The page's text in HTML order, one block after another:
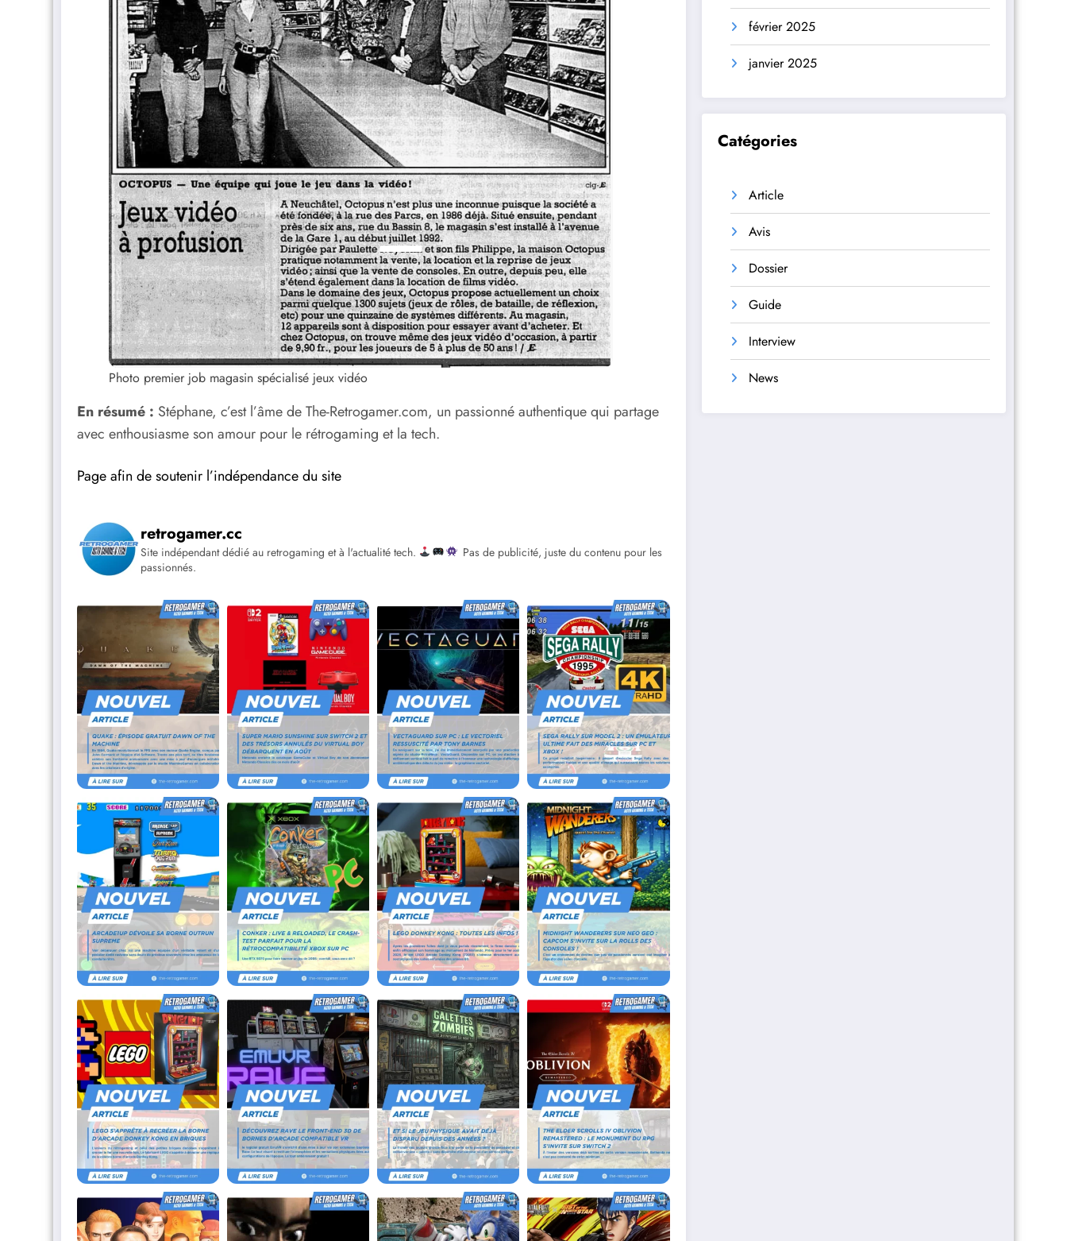
Photo premier job magasin spécialisé jeux vidéo
En résumé : Stéphane, c’est l’âme de The-Retrogamer.com, un passionné authentique qui partage
avec enthousiasme son amour pour le rétrogaming et la tech.
Page afin de soutenir l’indépendance du site
retrogamer.cc
Site indépendant dédié au retrogaming et à l'actualité tech.
Pas de publicité, juste du contenu pour les
passionnés.
février 2025
janvier 2025
Catégories
Article
Avis
Dossier
Guide
Interview
News